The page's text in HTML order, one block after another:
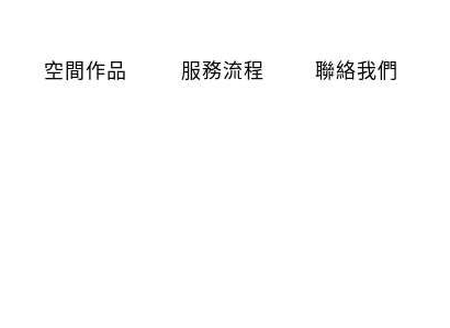
空間作品 服務流程 聯絡我們